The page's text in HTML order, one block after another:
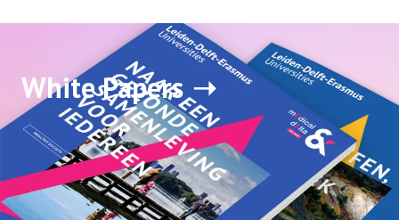
White Papers